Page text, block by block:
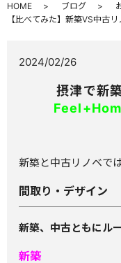
HOME ブログ
【比べてみた】新築VS中古
2024/02/26
摂津で新
新築と中古リノベで
間取り・デザイン
新築、中古ともにル
新築